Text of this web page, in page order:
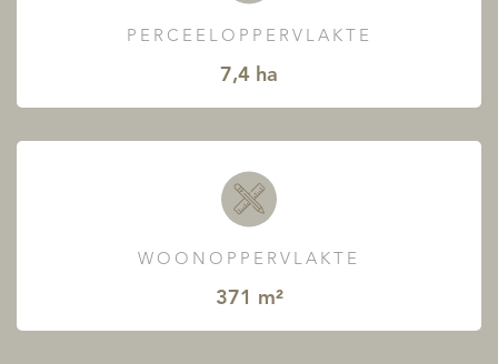
PERCEELOPPERVLAKTE
7,4 ha
WOONOPPERVLAKTE
371 m²